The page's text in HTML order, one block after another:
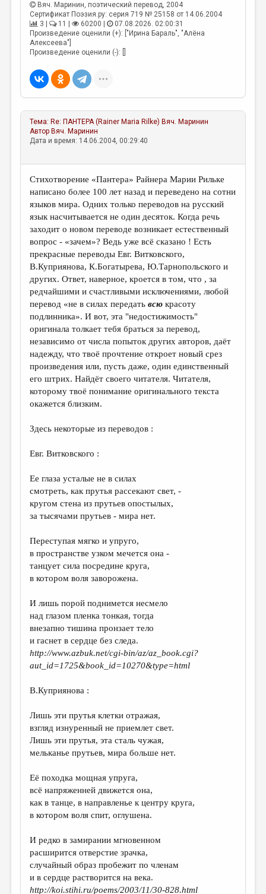
ОБЪЯВЛЕНИЯ
КОЛОНКА РЕДАКТОРА
РЕДКОЛЛЕГИЯ
ОТ РЕДАКЦИИ
МАЛАЯ ПРОЗА
ЭССЕИСТИКА
ЛИТЕРАТУРОВЕДЕНИЕ
КУЛЬТУРОВЕДЕНИЕ
ПУБЛИЦИСТИКА
РЕЦЕНЗИРОВАНИЕ
ТРЕДИАКОВСКИЙ
МЕДИА
ВКОНТАКТЕ
Вяч. Маринин, поэтический перевод, 2004
Сертификат Поэзия.ру: серия 719 № 25158 от 14.06.2004
3 |
11 | 60200 |
07.08.2026. 02:00:31
Произведение оценили (+): ["Ирина Бараль", "Алёна
Алексеева"]
Произведение оценили (-): []
Тема: Re: ПАНТЕРА (Rainer Maria Rilke) Вяч. Маринин
Автор Вяч. Маринин
Дата и время: 14.06.2004, 00:29:40
Стихотворение «Пантера» Райнера Марии Рильке
написано более 100 лет назад и переведено на сотни
языков мира. Одних только переводов на русский
язык насчитывается не один десяток. Когда речь
заходит о новом переводе возникает естественный
вопрос - «зачем»? Ведь уже всё сказано ! Есть
прекрасные переводы Евг. Витковского,
В.Куприянова, К.Богатырева, Ю.Тарнопольского и
других. Ответ, наверное, кроется в том, что , за
редчайшими и счастливыми исключениями, любой
перевод «не в силах передатьвсю красоту
подлинника». И вот, эта "недостижимость"
оригинала толкает тебя браться за перевод,
независимо от числа попыток других авторов, даёт
надежду, что твоё прочтение откроет новый срез
произведения или, пусть даже, один единственный
его штрих. Найдёт своего читателя. Читателя,
которому твоё понимание оригинального текста
окажется близким.
Здесь некоторые из переводов :
Евг. Витковского :
Ее глаза усталые не в силах
смотреть, как прутья рассекают свет, -
кругом стена из прутьев опостылых,
за тысячами прутьев - мира нет.
Переступая мягко и упруго,
в пространстве узком мечется она -
танцует сила посредине круга,
в котором воля заворожена.
И лишь порой поднимется несмело
над глазом пленка тонкая, тогда
внезапно тишина пронзает тело
и гаснет в сердце без следа.
http://www.azbuk.net/cgi-bin/az/az_book.cgi?
aut_id=1725&book_id=10270&type=html
В.Куприянова :
Лишь эти прутья клетки отражая,
взгляд изнуренный не приемлет свет.
Лишь эти прутья, эта сталь чужая,
мельканье прутьев, мира больше нет.
Её походка мощная упруга,
всё напряженней движется она,
как в танце, в направленье к центру круга,
в котором воля спит, оглушена.
И редко в замирании мгновенном
расширится отверстие зрачка,
случайный образ пробежит по членам
и в сердце растворится на века.
http://koi.stihi.ru/poems/2003/11/30-828.html